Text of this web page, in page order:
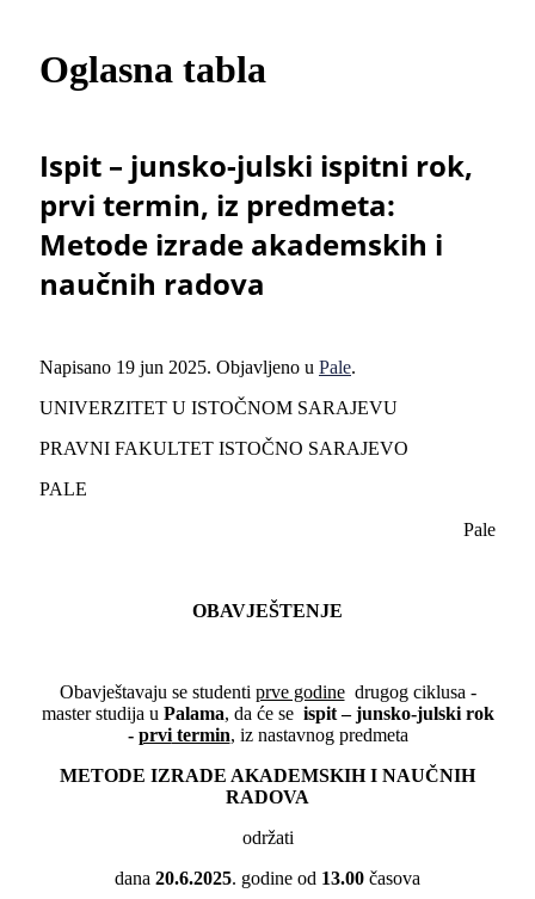
Oglasna tabla
Ispit – junsko-julski ispitni rok,
prvi termin, iz predmeta:
Metode izrade akademskih i
naučnih radova
Napisano 19 jun 2025. Objavljeno u Pale.
UNIVERZITET U ISTOČNOM SARAJEVU
PRAVNI FAKULTET ISTOČNO SARAJEVO
PALE
Pale
OBAVJEŠTENJE
Obavještavaju se studenti prve godinedrugog ciklusa -
master studija u Palama, da će se ispit –junsko-julski rok
- prvitermin, iz nastavnog predmeta
METODE IZRADE AKADEMSKIH I NAUČNIH
RADOVA
održati
dana 20.6.2025. godine od 13.00 časova